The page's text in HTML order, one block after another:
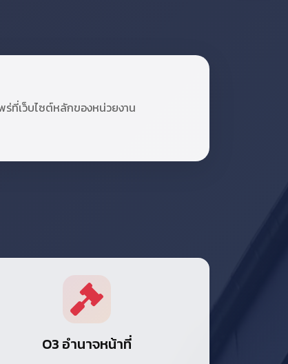
ร่ที่เว็บไซต์หลักของหน่วยงาน
O3 อำนาจหน้าที่